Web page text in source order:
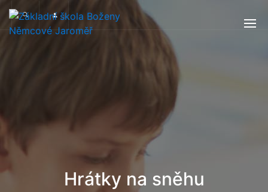
Hrátky na sněhu